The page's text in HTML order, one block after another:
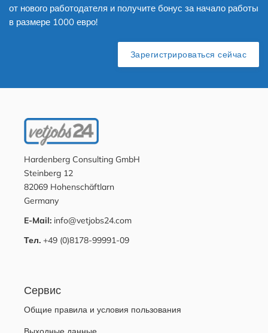
от нового работодателя и получите бонус за начало работы
в размере 1000 евро!
Зарегистрироваться сейчас
Hardenberg Consulting GmbH
Steinberg 12
82069 Hohenschäftlarn
Germany
E-Mail: info@vetjobs24.com
Тел. +49 (0)8178-99991-09
Сервис
Общие правила и условия пользования